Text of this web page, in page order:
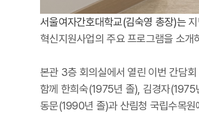
서울여자간호대학교(김숙영 총장)는
혁신지원사업의 주요 프로그램을 소
본관 3층 회의실에서 열린 이번 간담
함께 한희숙(1975년 졸), 김경자
동문(1990년 졸)과 산림청 국립수목